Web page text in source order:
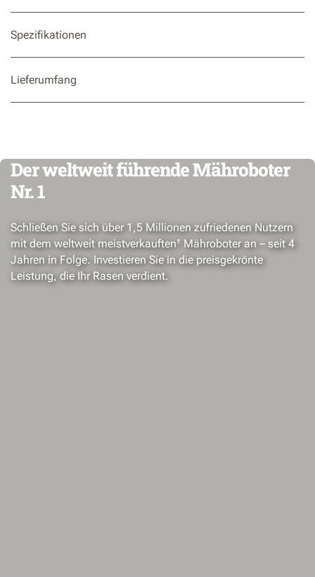
Spezifikationen
Lieferumfang
Der weltweit führende Mähroboter
Nr. 1
Schließen Sie sich über 1,5 Millionen zufriedenen Nutzern
mit dem weltweit meistverkauften¹ Mähroboter an – seit 4
Jahren in Folge. Investieren Sie in die preisgekrönte
Leistung, die Ihr Rasen verdient.